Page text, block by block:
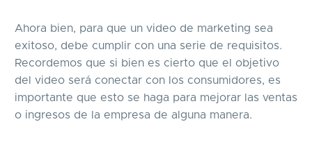
Ahora bien, para que un video de marketing sea
exitoso, debe cumplir con una serie de requisitos.
Recordemos que si bien es cierto que el objetivo
del video será conectar con los consumidores, es
importante que esto se haga para mejorar las ventas
o ingresos de la empresa de alguna manera.